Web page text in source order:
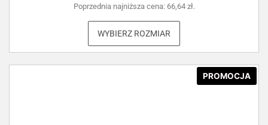
Poprzednia najniższa cena: 66,64 zł.
WYBIERZ ROZMIAR
PROMOCJA